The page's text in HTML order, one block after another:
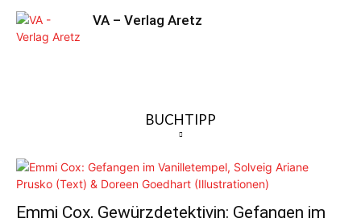
VA – Verlag Aretz
BUCHTIPP
Emmi Cox, Gewürzdetektivin: Gefangen im